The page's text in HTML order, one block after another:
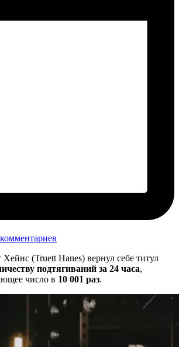
(Truett Hanes) вернул себе титул
подтягиваний за 24 часа,
число в 10 001 раз.